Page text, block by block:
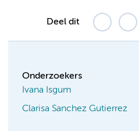
Deel dit
Onderzoekers
Ivana Isgum
Clarisa Sanchez Gutierrez